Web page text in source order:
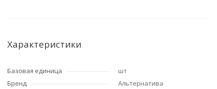
Характеристики
Базовая единица
шт
Бренд
Альтернатива